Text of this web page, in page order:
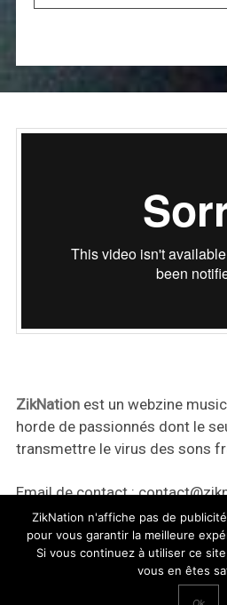
ZikNationest un webzine
horde de passionnés dont le
transmettre le virus des sons
Email de contact :
ZikNation n'affiche pas de
pour vous garantir la meilleure
Si vous continuez à utiliser ce
vous en êtes